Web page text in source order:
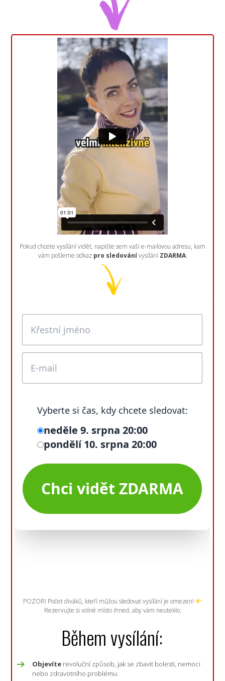
Pokud chcete vysílání vidět, napište sem vaši e-mailovou adresu, kam
vám pošleme odkaz pro sledovánívysílání ZDARMA:
POZOR! Počet diváků, kteří můžou sledovat vysílání je omezen!
Rezervujte si volné místo ihned, aby vám neuteklo.
Během vysílání:
Objevíte revoluční způsob, jak se zbavit bolesti, nemoci
nebo zdravotního problému.